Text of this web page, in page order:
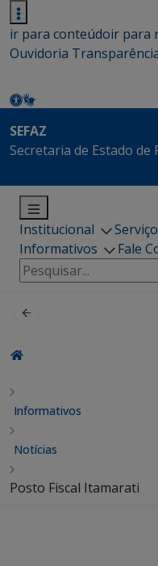
ir para conteúdoir para
Ouvidoria
SEFAZ
Secretaria de Estado de
Institucional
Informativos
Fale
Pesquisar
por:
Informativos
Notícias
Posto Fiscal Itamarati